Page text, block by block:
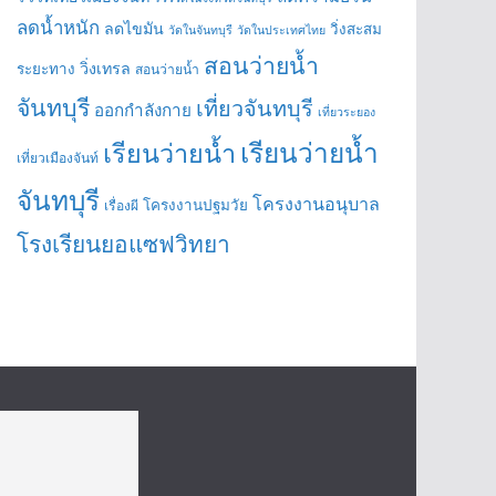
ลดน้ำหนัก ลดไขมัน วัดในจันทบุรี วัดในประเทศไทย วิ่งสะสม
ระยะทาง วิ่งเทรล สอนว่ายน้ำ สอนว่ายน้ำ
จันทบุรี ออกกำลังกาย เที่ยวจันทบุรี เที่ยวระยอง
เที่ยวเมืองจันท์ เรียนว่ายน้ำ เรียนว่ายน้ำ
จันทบุรี เรื่องผี โครงงานปฐมวัย โครงงานอนุบาล
โรงเรียนยอแซฟวิทยา